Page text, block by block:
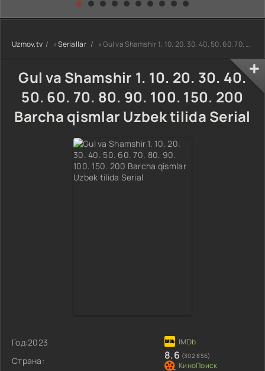
kino) tarjima HD
Uzbek tilida
yuksalishi
tarjima kino Full
HD tas-ix
Uzmov.tv »Seriallar » Gul va Shamshir 1. 10. 20. 30. 40. 50. 60. 70. 80. 90. 100. 150. 200 Barcha qismlar Uzbek tilida Serial
Gul va Shamshir 1. 10. 20. 30. 40.
50. 60. 70. 80. 90. 100. 150. 200
Barcha qismlar Uzbek tilida Serial
Год:2023
Страна:
8.6 (302 856)